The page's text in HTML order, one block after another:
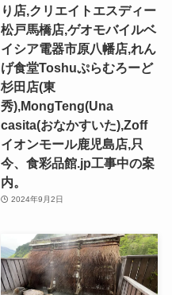
り店,クリエイトエスディー
松戸馬橋店,ゲオモバイルベ
イシア電器市原八幡店,れん
げ食堂Toshuぷらむろーど
杉田店(東
秀),MongTeng(Una
casita(おなかすいた),Zoff
イオンモール鹿児島店,只
今、食彩品館.jp工事中の案
内。
2024年9月2日